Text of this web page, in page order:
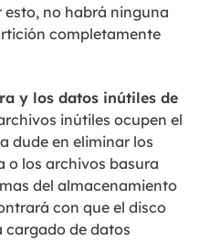
no habrá ninguna
completamente
y los datos inútiles de
inútiles ocupen el
dude en eliminar los
o los archivos basura
del almacenamiento
con que el disco
cargado de datos